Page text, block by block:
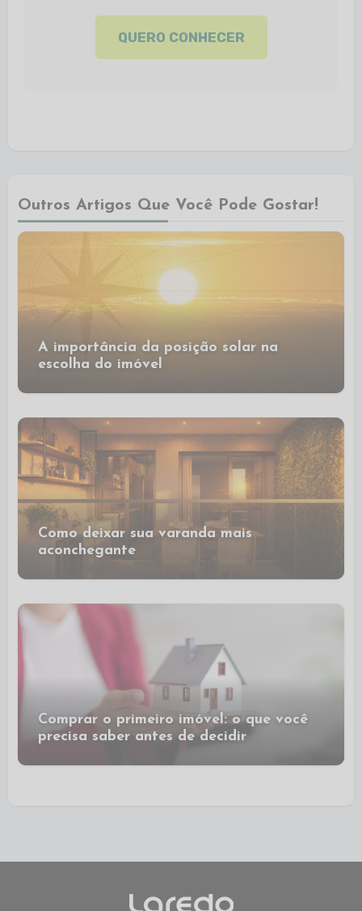
QUERO CONHECER
Outros Artigos Que Você Pode Gostar!
A importância da posição solar na
escolha do imóvel
Como deixar sua varanda mais
aconchegante
Comprar o primeiro imóvel: o que você
precisa saber antes de decidir